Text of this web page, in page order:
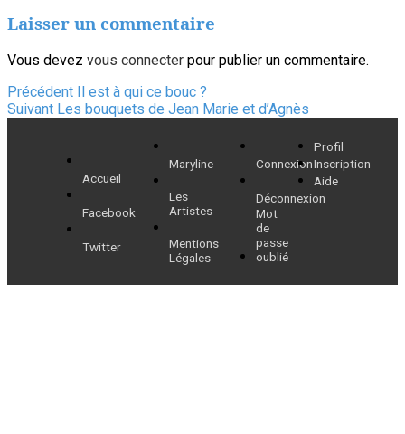
Laisser un commentaire
Vous devez vous connecter pour publier un commentaire.
Navigation
de
l’article
Précédent Article
précédent :
Il est à qui ce bouc ?
Suivant Article
Les bouquets de Jean Marie et d’Agnès
Accueil
Facebook
Twitter
Maryline
Les
Artistes
Mentions
Légales
Connexion
Déconnexion
Mot
de
passe
oublié
Profil
Inscription
Aide